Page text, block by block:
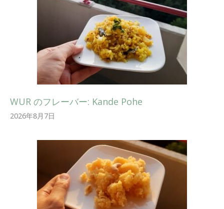
WUR のフレーバー: Kande Pohe
2026年8月7日